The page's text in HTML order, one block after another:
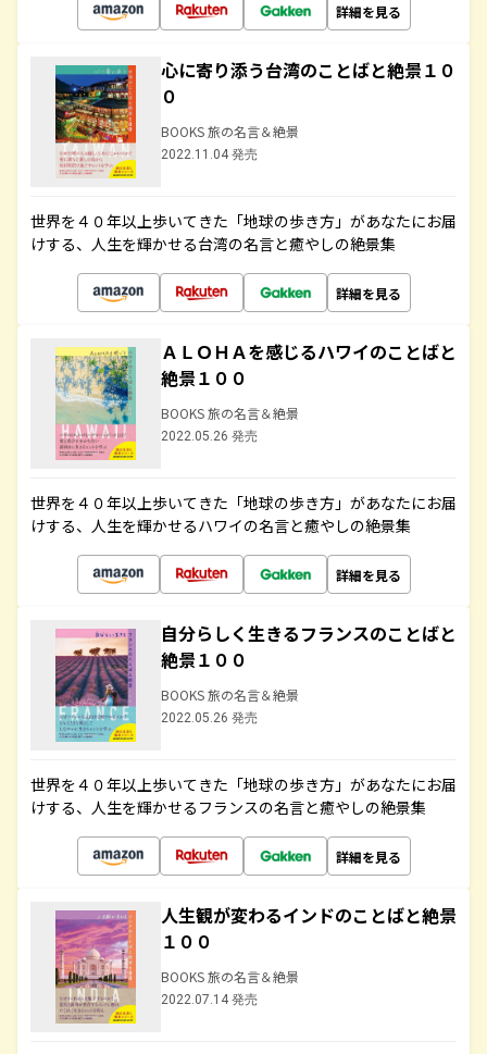
詳細を見る
心に寄り添う台湾のことばと絶景１０
０
BOOKS 旅の名言＆絶景
2022.11.04 発売
世界を４０年以上歩いてきた「地球の歩き方」があなたにお届
けする、人生を輝かせる台湾の名言と癒やしの絶景集
詳細を見る
ＡＬＯＨＡを感じるハワイのことばと
絶景１００
BOOKS 旅の名言＆絶景
2022.05.26 発売
世界を４０年以上歩いてきた「地球の歩き方」があなたにお届
けする、人生を輝かせるハワイの名言と癒やしの絶景集
詳細を見る
自分らしく生きるフランスのことばと
絶景１００
BOOKS 旅の名言＆絶景
2022.05.26 発売
世界を４０年以上歩いてきた「地球の歩き方」があなたにお届
けする、人生を輝かせるフランスの名言と癒やしの絶景集
詳細を見る
人生観が変わるインドのことばと絶景
１００
BOOKS 旅の名言＆絶景
2022.07.14 発売